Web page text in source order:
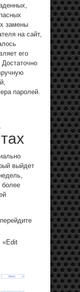
замены
на сайт,
его
паролей.
выйдет
более
«Edit